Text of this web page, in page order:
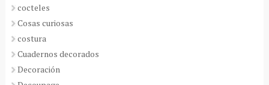
cocteles
Cosas curiosas
costura
Cuadernos decorados
Decoración